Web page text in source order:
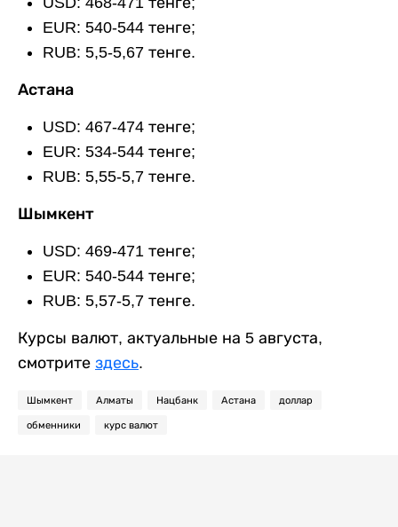
EUR: 540-544 тенге;
RUB: 5,5-5,67 тенге.
Астана
USD: 467-474 тенге;
EUR: 534-544 тенге;
RUB: 5,55-5,7 тенге.
Шымкент
USD: 469-471 тенге;
EUR: 540-544 тенге;
RUB: 5,57-5,7 тенге.
Курсы валют, актуальные на 5 августа,
смотрите здесь.
Шымкент Алматы Нацбанк Астана доллар
обменники курс валют